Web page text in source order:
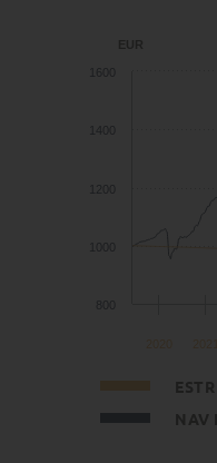
EUR
1400
ESTR
NAV